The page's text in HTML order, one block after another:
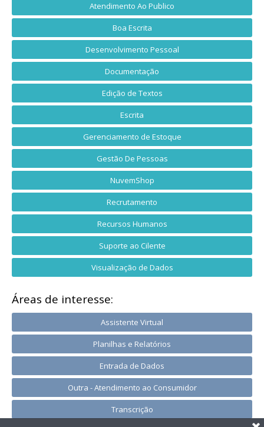
Atendimento Ao Publico
Boa Escrita
Desenvolvimento Pessoal
Documentação
Edição de Textos
Escrita
Gerenciamento de Estoque
Gestão De Pessoas
NuvemShop
Recrutamento
Recursos Humanos
Suporte ao Cilente
Visualização de Dados
Áreas de interesse:
Assistente Virtual
Planilhas e Relatórios
Entrada de Dados
Outra - Atendimento ao Consumidor
Transcrição